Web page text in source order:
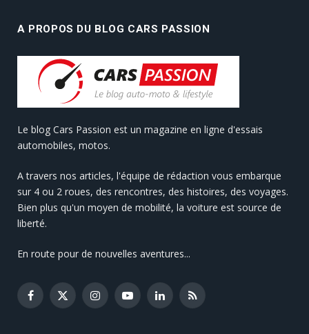
A PROPOS DU BLOG CARS PASSION
Le blog Cars Passion est un magazine en ligne d'essais
automobiles, motos.
A travers nos articles, l'équipe de rédaction vous embarque
sur 4 ou 2 roues, des rencontres, des histoires, des voyages.
Bien plus qu'un moyen de mobilité, la voiture est source de
liberté.
En route pour de nouvelles aventures...
Facebook
X
InstagramYouTubeLinkedInRSS